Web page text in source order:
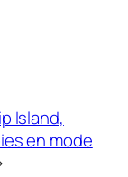
Island,
en mode